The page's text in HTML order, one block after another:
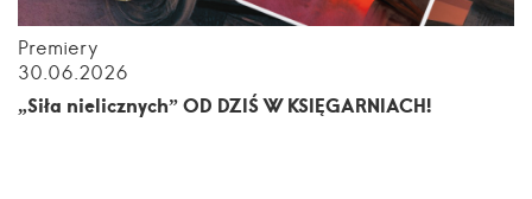
Premiery
30.06.2026
„Siła nielicznych” OD DZIŚ W KSIĘGARNIACH!